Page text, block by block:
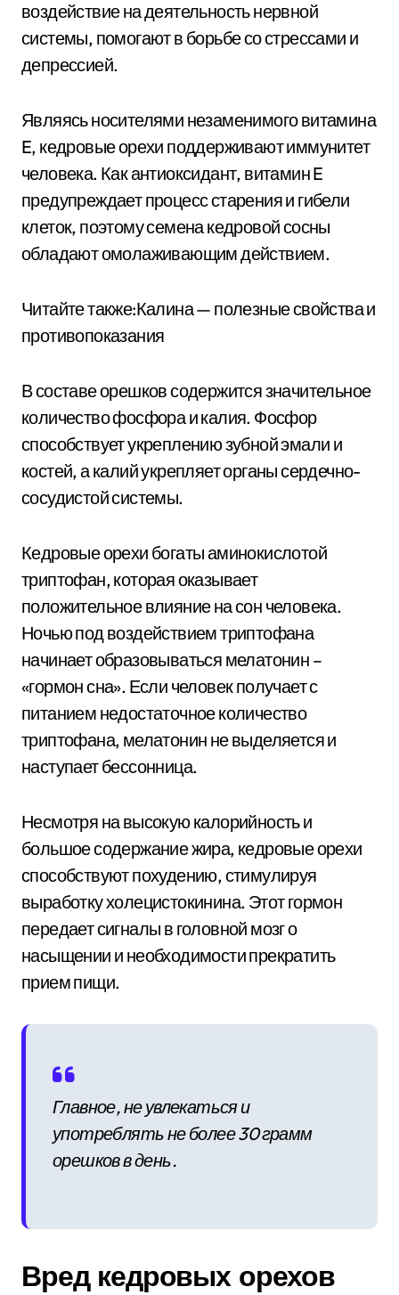
воздействие на деятельность нервной
системы, помогают в борьбе со стрессами и
депрессией.
Являясь носителями незаменимого витамина
E, кедровые орехи поддерживают иммунитет
человека. Как антиоксидант, витамин E
предупреждает процесс старения и гибели
клеток, поэтому семена кедровой сосны
обладают омолаживающим действием.
Читайте также:Калина — полезные свойства и
противопоказания
В составе орешков содержится значительное
количество фосфора и калия. Фосфор
способствует укреплению зубной эмали и
костей, а калий укрепляет органы сердечно-
сосудистой системы.
Кедровые орехи богаты аминокислотой
триптофан, которая оказывает
положительное влияние на сон человека.
Ночью под воздействием триптофана
начинает образовываться мелатонин –
«гормон сна». Если человек получает с
питанием недостаточное количество
триптофана, мелатонин не выделяется и
наступает бессонница.
Несмотря на высокую калорийность и
большое содержание жира, кедровые орехи
способствуют похудению, стимулируя
выработку холецистокинина. Этот гормон
передает сигналы в головной мозг о
насыщении и необходимости прекратить
прием пищи.
Главное, не увлекаться и
употреблять не более 30 грамм
орешков в день.
Вред кедровых орехов